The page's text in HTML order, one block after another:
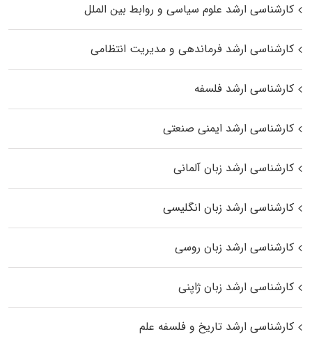
کارشناسی ارشد علوم سیاسی و روابط بین الملل
کارشناسی ارشد فرماندهی و مدیریت انتظامی
کارشناسی ارشد فلسفه
کارشناسی ارشد ایمنی صنعتی
کارشناسی ارشد زبان آلمانی
کارشناسی ارشد زبان انگلیسی
کارشناسی ارشد زبان روسی
کارشناسی ارشد زبان ژاپنی
کارشناسی ارشد تاریخ و فلسفه علم